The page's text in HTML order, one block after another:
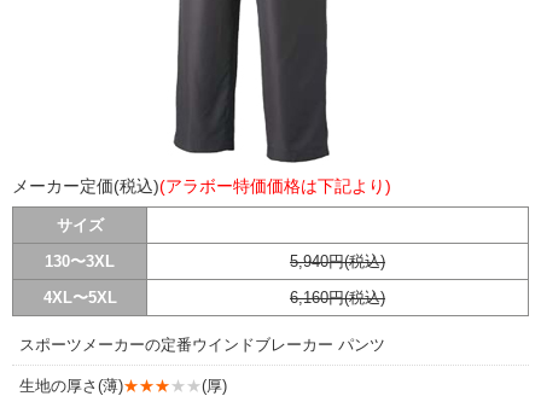
メーカー定価(税込)(アラボー特価価格は下記より)
サイズ
130〜3XL
5,940円(税込)
4XL〜5XL
6,160円(税込)
スポーツメーカーの定番ウインドブレーカー パンツ
生地の厚さ(薄)★★★★★(厚)